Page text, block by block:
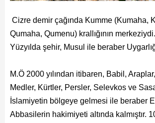
Borç Bilgileri
Tahakkuk Bilgileri
Online Ödeme
Sicil Kodu ile Tahsilat
Cizre demir çağında Kumme (Kumaha,
Qumaha, Qumenu) krallığının
Yüzyılda şehir, Musul ile beraber
M.Ö 2000 yılından itibaren, Babil,
Medler, Kürtler, Persler, Selevkos ve
İslamiyetin bölgeye gelmesi ile beraber
Abbasilerin hakimiyeti altında kalmıştır.